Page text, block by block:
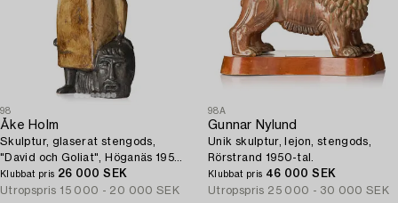
98
Åke Holm
Skulptur, glaserat stengods,
"David och Goliat", Höganäs 1950-
tal.
Klubbat pris 26 000 SEK
Utropspris 15 000 - 20 000 SEK
98A
Gunnar Nylund
Unik skulptur, lejon, stengods,
Rörstrand 1950-tal.
Klubbat pris 46 000 SEK
Utropspris 25 000 - 30 000 SEK